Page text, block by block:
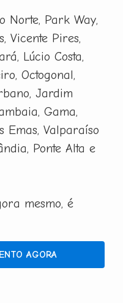
Norte, Park Way,
Vicente Pires,
Lúcio Costa,
Octogonal,
Jardim
Gama,
Emas, Valparaíso
Ponte Alta e
mesmo, é
AGORA